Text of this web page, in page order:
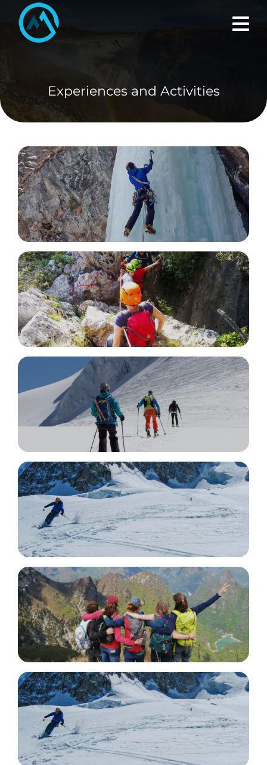
content
Experiences and Activities
Ice and Mixed
Adventure Trail
Ski Mountaineering
Freeride Skiing
Team Building